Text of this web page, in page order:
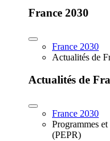
France 2030
France 2030
Actualités de
Actualités de
France 2030
Programmes
(PEPR)